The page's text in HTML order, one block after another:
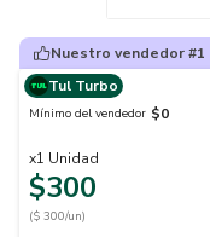
Nuestro vendedor
Tul Turbo
Mínimo del vendedor $0
x1 Unidad
$300
($ 300/un)